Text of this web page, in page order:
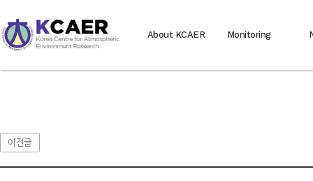
About KCAER Monitoring
이전글